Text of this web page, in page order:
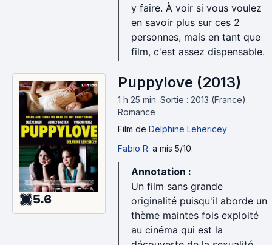
y faire. À voir si vous voulez
en savoir plus sur ces 2
personnes, mais en tant que
film, c'est assez dispensable.
5.6
Puppylove (2013)
1 h 25 min. Sortie : 2013 (France).
Romance
Film de Delphine Lehericey
Fabio R. a mis 5/10.
Annotation :
Un film sans grande
originalité puisqu'il aborde un
thème maintes fois exploité
au cinéma qui est la